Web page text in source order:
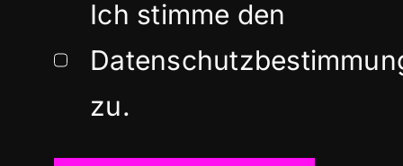
Ich stimme den
zu.